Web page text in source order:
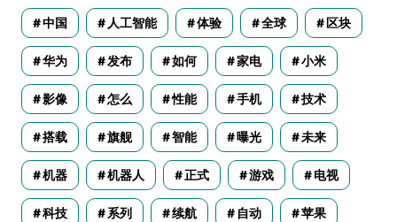
中国 人工智能 体验 全球 区块
华为 发布 如何 家电 小米
影像 怎么 性能 手机 技术
搭载 旗舰 智能 曝光 未来
机器 机器人 正式 游戏 电视
科技 系列 续航 自动 苹果